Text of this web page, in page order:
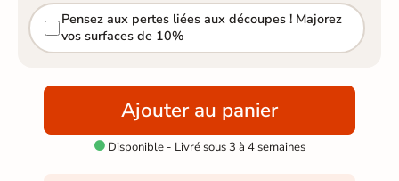
Pensez aux pertes liées aux découpes ! Majorez
vos surfaces de 10%
Ajouter au panier
Disponible - Livré sous 3 à 4 semaines